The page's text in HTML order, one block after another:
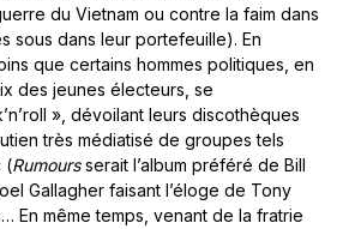
du Vietnam ou contre la faim dans
sous dans leur portefeuille). En
que certains hommes politiques, en
des jeunes électeurs, se
», dévoilant leurs discothèques
très médiatisé de groupes tels
(Rumoursserait l’album préféré de Bill
Gallagher faisant l’éloge de Tony
En même temps, venant de la fratrie